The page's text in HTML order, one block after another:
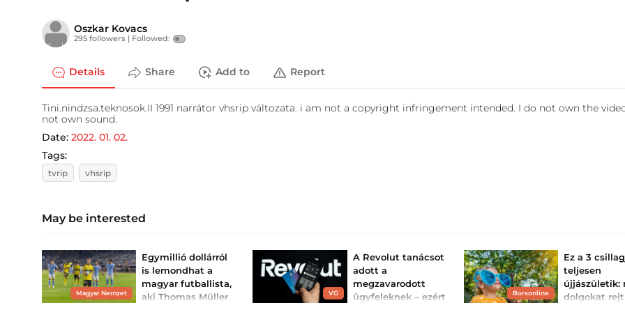
Oszkar Kovacs
295 followers | Followed:
Details Share Add to Report
Tini.nindzsa.teknosok.II 1991 narrátor vhsrip változata. i am not a copyright infringement intended. I do not own the
not own sound.
Date: 2022. 01. 02.
Tags:
tvrip vhsrip
May be interested
Magyar Nemzet
Egymillió dollárról
is lemondhat a
magyar futballista,
aki Thomas Müller
VG
A Revolut tanácsot
adott a
megzavarodott
ügyfeleknek – ezért
Borsonline
Ez a 3
teljesen
újjászületik:
dolgokat rejt